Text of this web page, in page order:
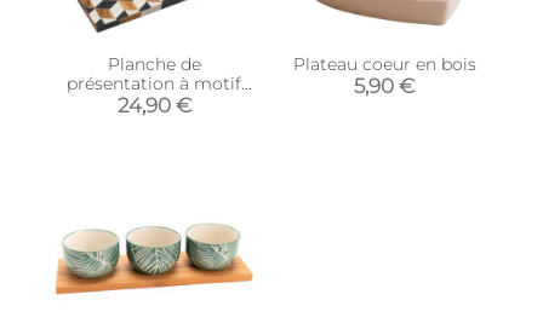
Planche de
présentation à motif
40 x 24 cm (Cube 3d)
24,90 €
Plateau coeur en bois
5,90 €